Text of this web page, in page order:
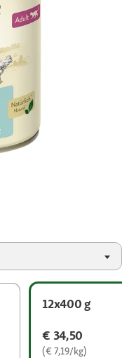
12x400 g
€ 34,50
(€ 7,19/kg)